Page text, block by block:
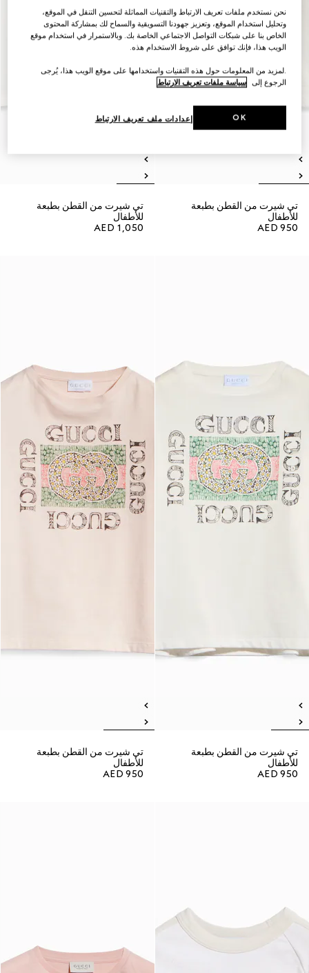
تي شيرت من القطن بطبعة
للأطفال
AED 950
تي شيرت من القطن بطبعة
للأطفال
AED 1,050
تي شيرت من القطن بطبعة
للأطفال
AED 950
تي شيرت من القطن بطبعة
للأطفال
AED 950
نحن نستخدم ملفات تعريف الارتباط والتقنيات المماثلة لتحسين التنقل في الموقع،
وتحليل استخدام الموقع، وتعزيز جهودنا التسويقية والسماح لك بمشاركة المحتوى
الخاص بنا على شبكات التواصل الاجتماعي الخاصة بك. وبالاستمرار في استخدام موقع
الويب هذا، فإنك توافق على شروط الاستخدام هذه.
.لمزيد من المعلومات حول هذه التقنيات واستخدامها على موقع الويب هذا، يُرجى
الرجوع إلى سياسة ملفات تعريف الارتباط
إعدادات ملف تعريف الارتباط OK